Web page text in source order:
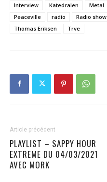
Interview Katedralen Metal
Peaceville
radio Radio show
Thomas Eriksen
Trve
Article précédent
PLAYLIST – SAPPY HOUR
EXTREME DU 04/03/2021
AVEC MORK